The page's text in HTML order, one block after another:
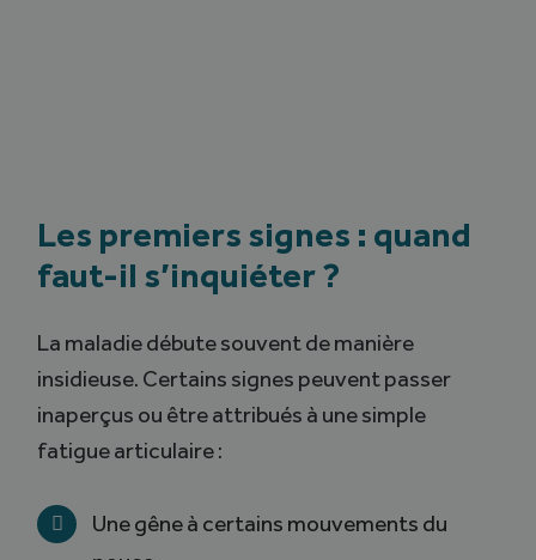
Les premiers signes : quand
faut-il s’inquiéter ?
La maladie débute souvent de manière
insidieuse. Certains signes peuvent passer
inaperçus ou être attribués à une simple
fatigue articulaire :
Une gêne à certains mouvements du